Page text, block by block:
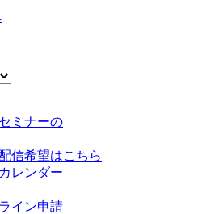
ミナーの
信希望はこちら
レンダー
イン申請